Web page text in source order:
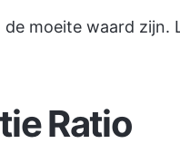
moeite waard zijn.
Ratio